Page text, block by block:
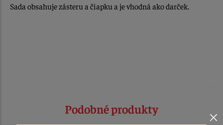
Sada obsahuje zásteru a čiapku a je vhodná ako darček.
Podobné produkty